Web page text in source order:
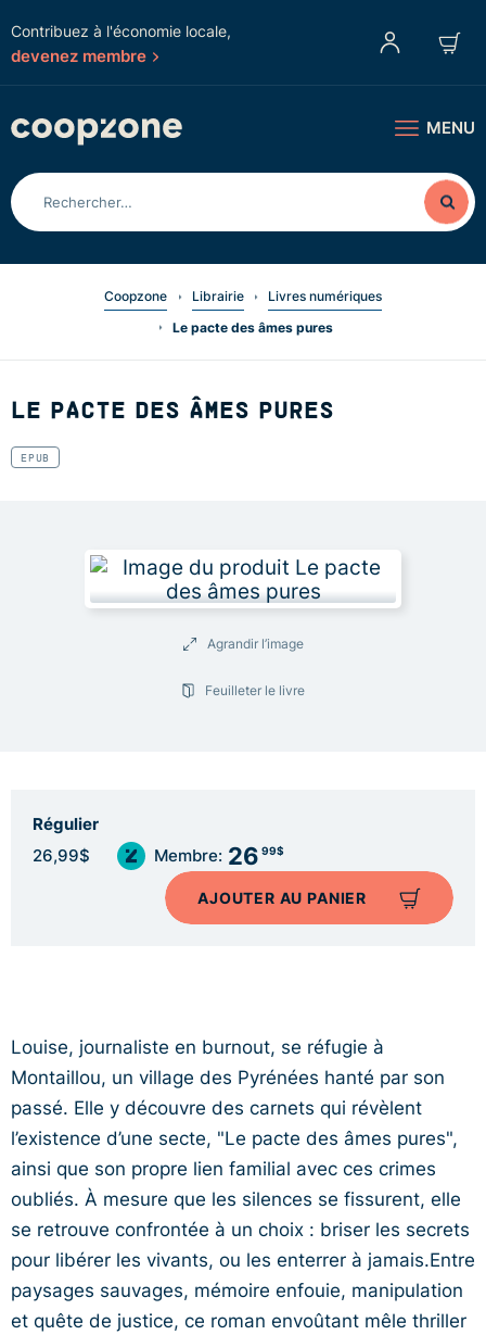
Contribuez à l'économie locale,
devenez membre
MENU
Coopzone Librairie
Livres numériques
Le pacte des âmes pures
LE PACTE DES ÂMES PURES
EPUB
Agrandir l’image
Feuilleter le livre
Régulier
26,99$ Membre: 26 99$
AJOUTER AU PANIER
Louise, journaliste en burnout, se réfugie à
Montaillou, un village des Pyrénées hanté par son
passé. Elle y découvre des carnets qui révèlent
l’existence d’une secte, "Le pacte des âmes pures",
ainsi que son propre lien familial avec ces crimes
oubliés. À mesure que les silences se fissurent, elle
se retrouve confrontée à un choix : briser les secrets
pour libérer les vivants, ou les enterrer à jamais.Entre
paysages sauvages, mémoire enfouie, manipulation
et quête de justice, ce roman envoûtant mêle thriller